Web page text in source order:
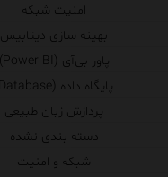
امنیت شبکه
بهینه سازی دیتابیس
پاور بی‌آی (Power BI)
پایگاه داده (Database)
پردازش زبان طبیعی
دسته بندی نشده
شبکه و امنیت